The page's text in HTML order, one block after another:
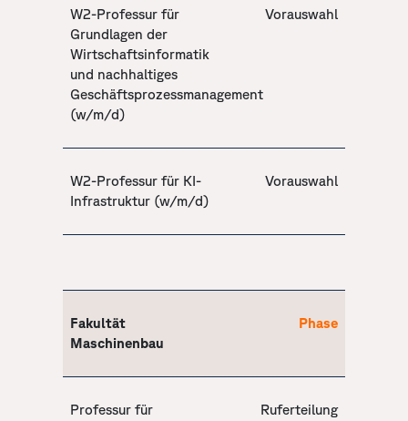
W2-Professur für
Grundlagen der
Wirtschaftsinformatik
und nachhaltiges
Geschäftsprozessmanagement
(w/m/d)
Vorauswahl
W2-Professur für KI-
Infrastruktur (w/m/d)
Vorauswahl
Fakultät
Maschinenbau
Phase
Professur für
Ruferteilung